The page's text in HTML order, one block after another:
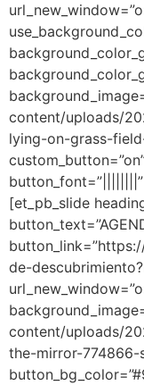
content/uploads/
lying-on-grass-
[et_pb_slide
de-
content/uploads/
the-mirror-774866-